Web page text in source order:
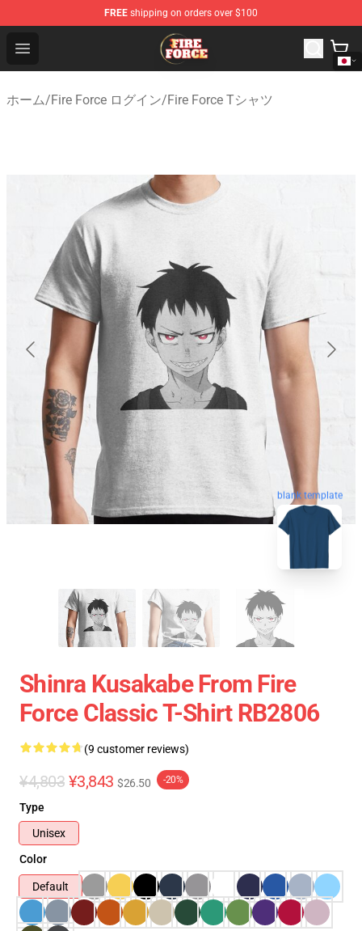
FREE shipping on orders over $100
Open menu
Fire Force Store - Official Fire Force Merchandise Shop
ホーム/Fire Force ログイン/Fire Force Tシャツ
blank template
Shinra Kusakabe From Fire
Force Classic T-Shirt RB2806
(9 customer reviews)
¥4,803 ¥3,843 $26.50 -20%
Type
Unisex
Color
Default